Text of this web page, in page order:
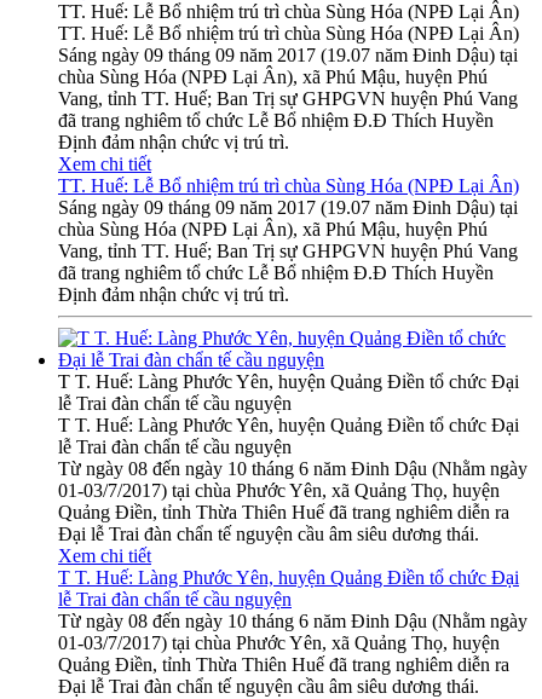
TT. Huế: Lễ Bổ nhiệm trú trì chùa Sùng Hóa (NPĐ Lại Ân)
TT. Huế: Lễ Bổ nhiệm trú trì chùa Sùng Hóa (NPĐ Lại Ân)
Sáng ngày 09 tháng 09 năm 2017 (19.07 năm Đinh Dậu) tại
chùa Sùng Hóa (NPĐ Lại Ân), xã Phú Mậu, huyện Phú
Vang, tỉnh TT. Huế; Ban Trị sự GHPGVN huyện Phú Vang
đã trang nghiêm tổ chức Lễ Bổ nhiệm Đ.Đ Thích Huyền
Định đảm nhận chức vị trú trì.
Xem chi tiết
TT. Huế: Lễ Bổ nhiệm trú trì chùa Sùng Hóa (NPĐ Lại Ân)
Sáng ngày 09 tháng 09 năm 2017 (19.07 năm Đinh Dậu) tại
chùa Sùng Hóa (NPĐ Lại Ân), xã Phú Mậu, huyện Phú
Vang, tỉnh TT. Huế; Ban Trị sự GHPGVN huyện Phú Vang
đã trang nghiêm tổ chức Lễ Bổ nhiệm Đ.Đ Thích Huyền
Định đảm nhận chức vị trú trì.
T T. Huế: Làng Phước Yên, huyện Quảng Điền tổ chức Đại
lễ Trai đàn chẩn tế cầu nguyện
T T. Huế: Làng Phước Yên, huyện Quảng Điền tổ chức Đại
lễ Trai đàn chẩn tế cầu nguyện
Từ ngày 08 đến ngày 10 tháng 6 năm Đinh Dậu (Nhằm ngày
01-03/7/2017) tại chùa Phước Yên, xã Quảng Thọ, huyện
Quảng Điền, tỉnh Thừa Thiên Huế đã trang nghiêm diễn ra
Đại lễ Trai đàn chẩn tế nguyện cầu âm siêu dương thái.
Xem chi tiết
T T. Huế: Làng Phước Yên, huyện Quảng Điền tổ chức Đại
lễ Trai đàn chẩn tế cầu nguyện
Từ ngày 08 đến ngày 10 tháng 6 năm Đinh Dậu (Nhằm ngày
01-03/7/2017) tại chùa Phước Yên, xã Quảng Thọ, huyện
Quảng Điền, tỉnh Thừa Thiên Huế đã trang nghiêm diễn ra
Đại lễ Trai đàn chẩn tế nguyện cầu âm siêu dương thái.